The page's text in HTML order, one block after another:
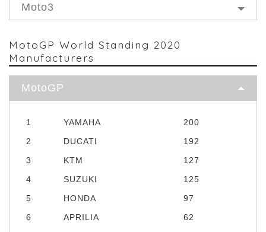
Moto3
MotoGP World Standing 2020
Manufacturers
MotoGP
1 YAMAHA
200
2
DUCATI
192
3
KTM
127
4
SUZUKI
125
5
HONDA
97
6
APRILIA 62